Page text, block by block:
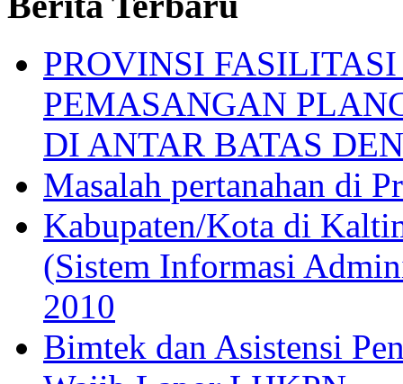
PROVINSI
PEMASANGAN
DI ANTAR BATAS
Masalah pertanahan di
Kabupaten/Kota di
(Sistem Informasi
2010
Bimtek dan Asistensi